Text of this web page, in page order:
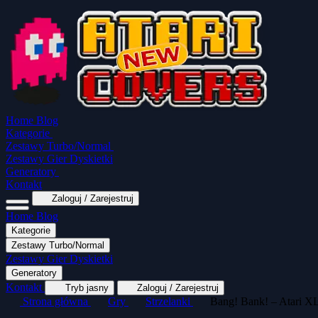
Home Blog
Kategorie
Zestawy Turbo/Normal
Zestawy Gier Dyskietki
Generatory
Kontakt
Zaloguj / Zarejestruj
Home Blog
Kategorie
Wszystkie kategorie Gry Akcji
Zestawy Turbo/Normal
MapaSoft Turbo ROM SparkTurbo 2000
Zestawy Gier Dyskietki
Generatory
Kontakt Tryb jasny Zaloguj / Zarejestruj
Strona główna Gry Strzelanki Bang! Bank! – Atari